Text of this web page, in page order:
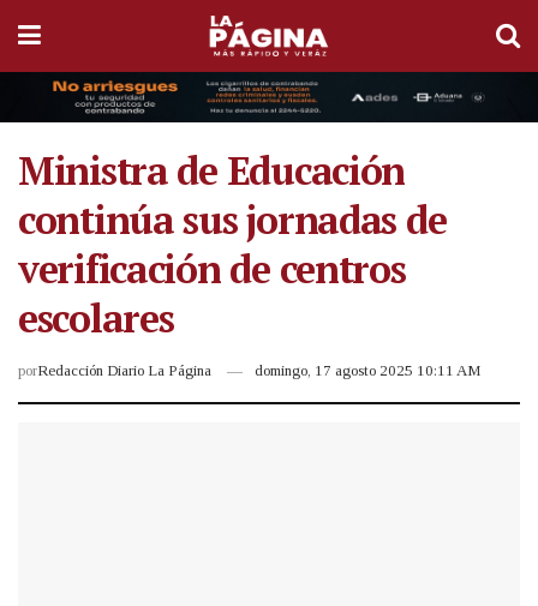
Ministra de Educación
continúa sus jornadas de
verificación de centros
escolares
porRedacción Diario La Página domingo, 17 agosto 2025 10:11 AM